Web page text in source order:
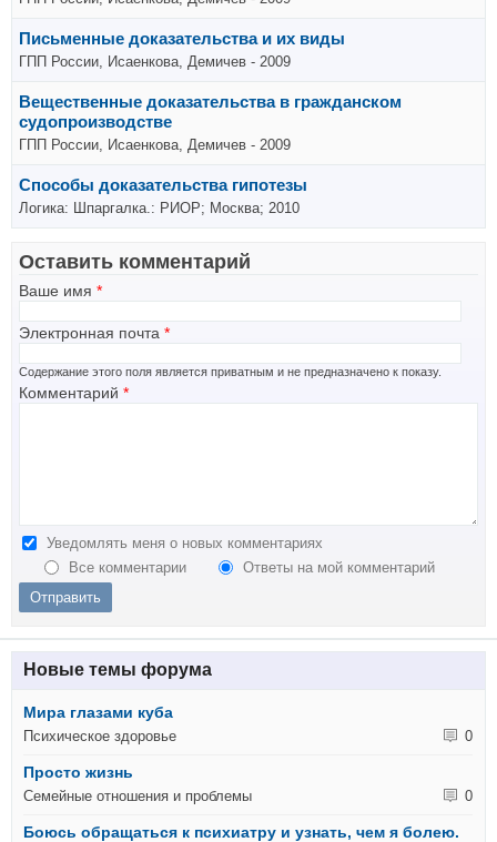
Письменные доказательства и их виды
ГПП России, Исаенкова, Демичев - 2009
Вещественные доказательства в гражданском
судопроизводстве
ГПП России, Исаенкова, Демичев - 2009
Способы доказательства гипотезы
Логика: Шпаргалка.: РИОР; Москва; 2010
Оставить комментарий
Ваше имя *
Электронная почта *
Содержание этого поля является приватным и не предназначено к показу.
Комментарий *
Уведомлять меня о новых комментариях
Все комментарии
Ответы на мой комментарий
Новые темы форума
Мира глазами куба
Психическое здоровье 0
Просто жизнь
Семейные отношения и проблемы 0
Боюсь обращаться к психиатру и узнать, чем я болею.